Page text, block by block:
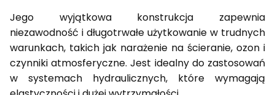
Jego wyjątkowa konstrukcja zapewnia
niezawodność i długotrwałe użytkowanie w trudnych
warunkach, takich jak narażenie na ścieranie, ozon i
czynniki atmosferyczne. Jest idealny do zastosowań
w systemach hydraulicznych, które wymagają